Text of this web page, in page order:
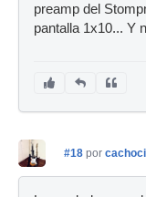
preamp del
pantalla 1x10... Y
#18 por